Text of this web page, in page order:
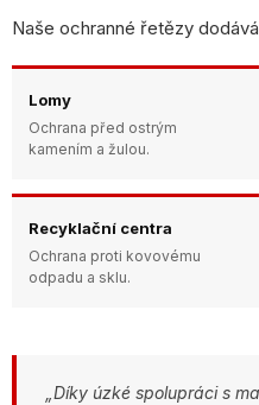
Naše ochranné řetězy
Lomy
Ochrana před ostrým
kamením a žulou.
Recyklační centra
Ochrana proti kovovému
odpadu a sklu.
„Díky úzké spolupráci s